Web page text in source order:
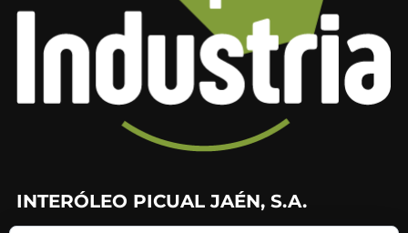
INTERÓLEO PICUAL JAÉN, S.A.